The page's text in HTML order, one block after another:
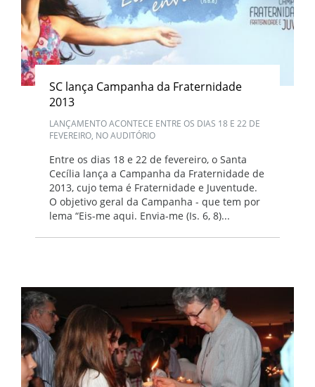
SC lança Campanha da Fraternidade
2013
LANÇAMENTO ACONTECE ENTRE OS DIAS 18 E 22 DE
FEVEREIRO, NO AUDITÓRIO
Entre os dias 18 e 22 de fevereiro, o Santa
Cecília lança a Campanha da Fraternidade de
2013, cujo tema é Fraternidade e Juventude.
O objetivo geral da Campanha - que tem por
lema “Eis-me aqui. Envia-me (Is. 6, 8)...